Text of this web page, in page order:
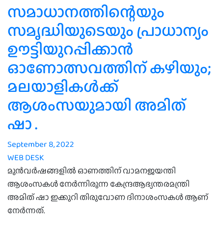
സമാധാനത്തിന്റെയും
സമൃദ്ധിയുടെയും പ്രാധാന്യം
ഊട്ടിയുറപ്പിക്കാൻ
ഓണോത്സവത്തിന് കഴിയും;
മലയാളികൾക്ക്
ആശംസയുമായി അമിത്
ഷാ .
September 8, 2022
WEB DESK
മുൻവർഷങ്ങളിൽ ഓണത്തിന് വാമനജയന്തി
ആശംസകൾ നേർന്നിരുന്ന കേന്ദ്രആഭ്യന്തരമന്ത്രി
അമിത് ഷാ ഇക്കുറി തിരുവോണ ദിനാശംസകൾ ആണ്
നേർന്നത്.